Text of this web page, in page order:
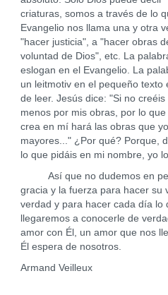
criaturas, somos a través de lo
Evangelio nos llama una y otra
"hacer justicia", a "hacer obras
voluntad de Dios", etc. La
eslogan en el Evangelio. La
un leitmotiv en el pequeño texto
de leer. Jesús dice: "Si no
menos por mis obras, por lo
crea en mí hará las obras que
mayores..." ¿Por qué? Porque,
lo que pidáis en mi nombre, yo
Así que no dudemos en
gracia y la fuerza para hacer su
verdad y para hacer cada día lo
llegaremos a conocerle de
amor con Él, un amor que nos
Él espera de nosotros.
Armand Veilleux